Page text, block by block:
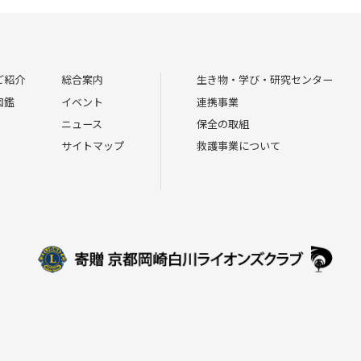
紹介
鑑
総合案内
イベント
ニュース
サイトマップ
生き物・学び・研究センター
連携事業
保全の取組
救護事業について